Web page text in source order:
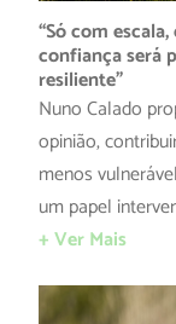
“Só com
confiança será
resiliente”
Nuno Calado
opinião,
menos
um papel
+ Ver Mais